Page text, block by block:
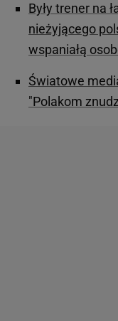
Były trener na
nieżyjącego
wspaniałą
Światowe
"Polakom